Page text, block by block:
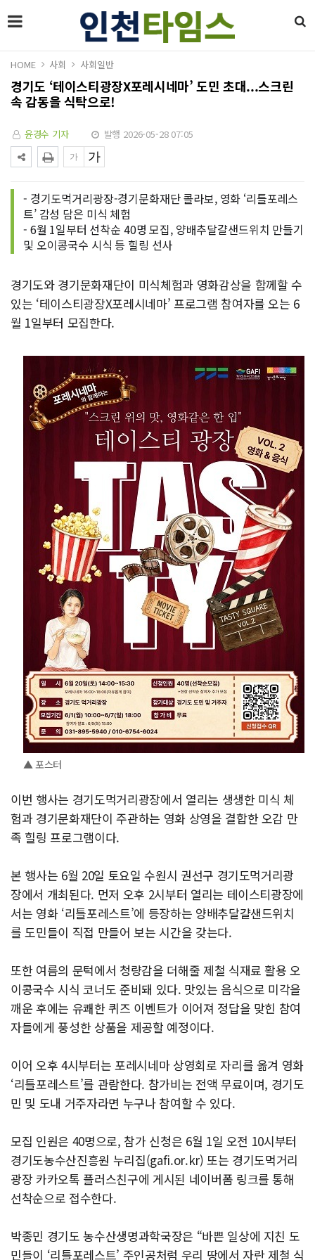
HOME 사회 사회일반
경기도 ‘테이스티광장X포레시네마’ 도민 초대...스크린
속 감동을 식탁으로!
윤경수 기자 발행 2026-05-28 07:05
- 경기도먹거리광장-경기문화재단 콜라보, 영화 ‘리틀포레스
트’ 감성 담은 미식 체험
- 6월 1일부터 선착순 40명 모집, 양배추달걀샌드위치 만들기
및 오이콩국수 시식 등 힐링 선사
경기도와 경기문화재단이 미식체험과 영화감상을 함께할 수
있는 ‘테이스티광장X포레시네마’ 프로그램 참여자를 오는 6
월 1일부터 모집한다.
▲ 포스터
이번 행사는 경기도먹거리광장에서 열리는 생생한 미식 체
험과 경기문화재단이 주관하는 영화 상영을 결합한 오감 만
족 힐링 프로그램이다.
본 행사는 6월 20일 토요일 수원시 권선구 경기도먹거리광
장에서 개최된다. 먼저 오후 2시부터 열리는 테이스티광장에
서는 영화 ‘리틀포레스트’에 등장하는 양배추달걀샌드위치
를 도민들이 직접 만들어 보는 시간을 갖는다.
또한 여름의 문턱에서 청량감을 더해줄 제철 식재료 활용 오
이콩국수 시식 코너도 준비돼 있다. 맛있는 음식으로 미각을
깨운 후에는 유쾌한 퀴즈 이벤트가 이어져 정답을 맞힌 참여
자들에게 풍성한 상품을 제공할 예정이다.
이어 오후 4시부터는 포레시네마 상영회로 자리를 옮겨 영화
‘리틀포레스트’를 관람한다. 참가비는 전액 무료이며, 경기도
민 및 도내 거주자라면 누구나 참여할 수 있다.
모집 인원은 40명으로, 참가 신청은 6월 1일 오전 10시부터
경기도농수산진흥원 누리집(gafi.or.kr) 또는 경기도먹거리
광장 카카오톡 플러스친구에 게시된 네이버폼 링크를 통해
선착순으로 접수한다.
박종민 경기도 농수산생명과학국장은 “바쁜 일상에 지친 도
민들이 ‘리틀포레스트’ 주인공처럼 우리 땅에서 자란 제철 식